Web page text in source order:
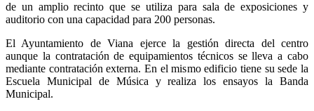
de un amplio recinto que se utiliza para sala de exposiciones y
auditorio con una capacidad para 200 personas.
El Ayuntamiento de Viana ejerce la gestión directa del centro
aunque la contratación de equipamientos técnicos se lleva a cabo
mediante contratación externa. En el mismo edificio tiene su sede la
Escuela Municipal de Música y realiza los ensayos la Banda
Municipal.